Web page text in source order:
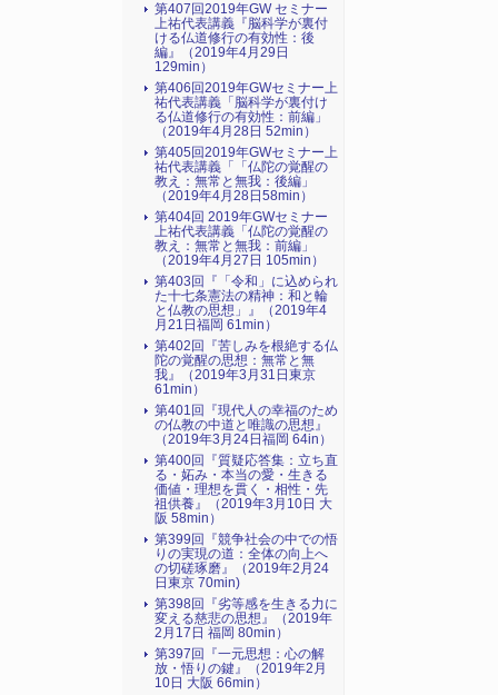
第407回2019年GW セミナー
上祐代表講義『脳科学が裏付
ける仏道修行の有効性：後
編』（2019年4月29日
129min）
第406回2019年GWセミナー上
祐代表講義「脳科学が裏付け
る仏道修行の有効性：前編」
（2019年4月28日 52min）
第405回2019年GWセミナー上
祐代表講義「「仏陀の覚醒の
教え：無常と無我：後編」
（2019年4月28日58min）
第404回 2019年GWセミナー
上祐代表講義「仏陀の覚醒の
教え：無常と無我：前編」
（2019年4月27日 105min）
第403回『「令和」に込められ
た十七条憲法の精神：和と輪
と仏教の思想」』（2019年4
月21日福岡 61min）
第402回『苦しみを根絶する仏
陀の覚醒の思想：無常と無
我』（2019年3月31日東京
61min）
第401回『現代人の幸福のため
の仏教の中道と唯識の思想』
（2019年3月24日福岡 64in）
第400回『質疑応答集：立ち直
る・妬み・本当の愛・生きる
価値・理想を貫く・相性・先
祖供養』（2019年3月10日 大
阪 58min）
第399回『競争社会の中での悟
りの実現の道：全体の向上へ
の切磋琢磨』（2019年2月24
日東京 70min)
第398回『劣等感を生きる力に
変える慈悲の思想』（2019年
2月17日 福岡 80min）
第397回『一元思想：心の解
放・悟りの鍵』（2019年2月
10日 大阪 66min）